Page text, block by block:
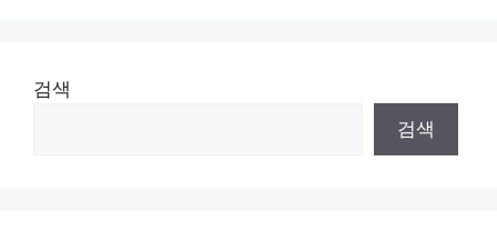
검색
검색